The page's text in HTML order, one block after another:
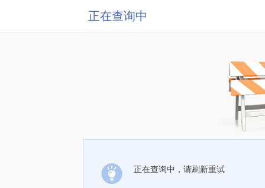
正在查询中
正在查询中，请刷新重试